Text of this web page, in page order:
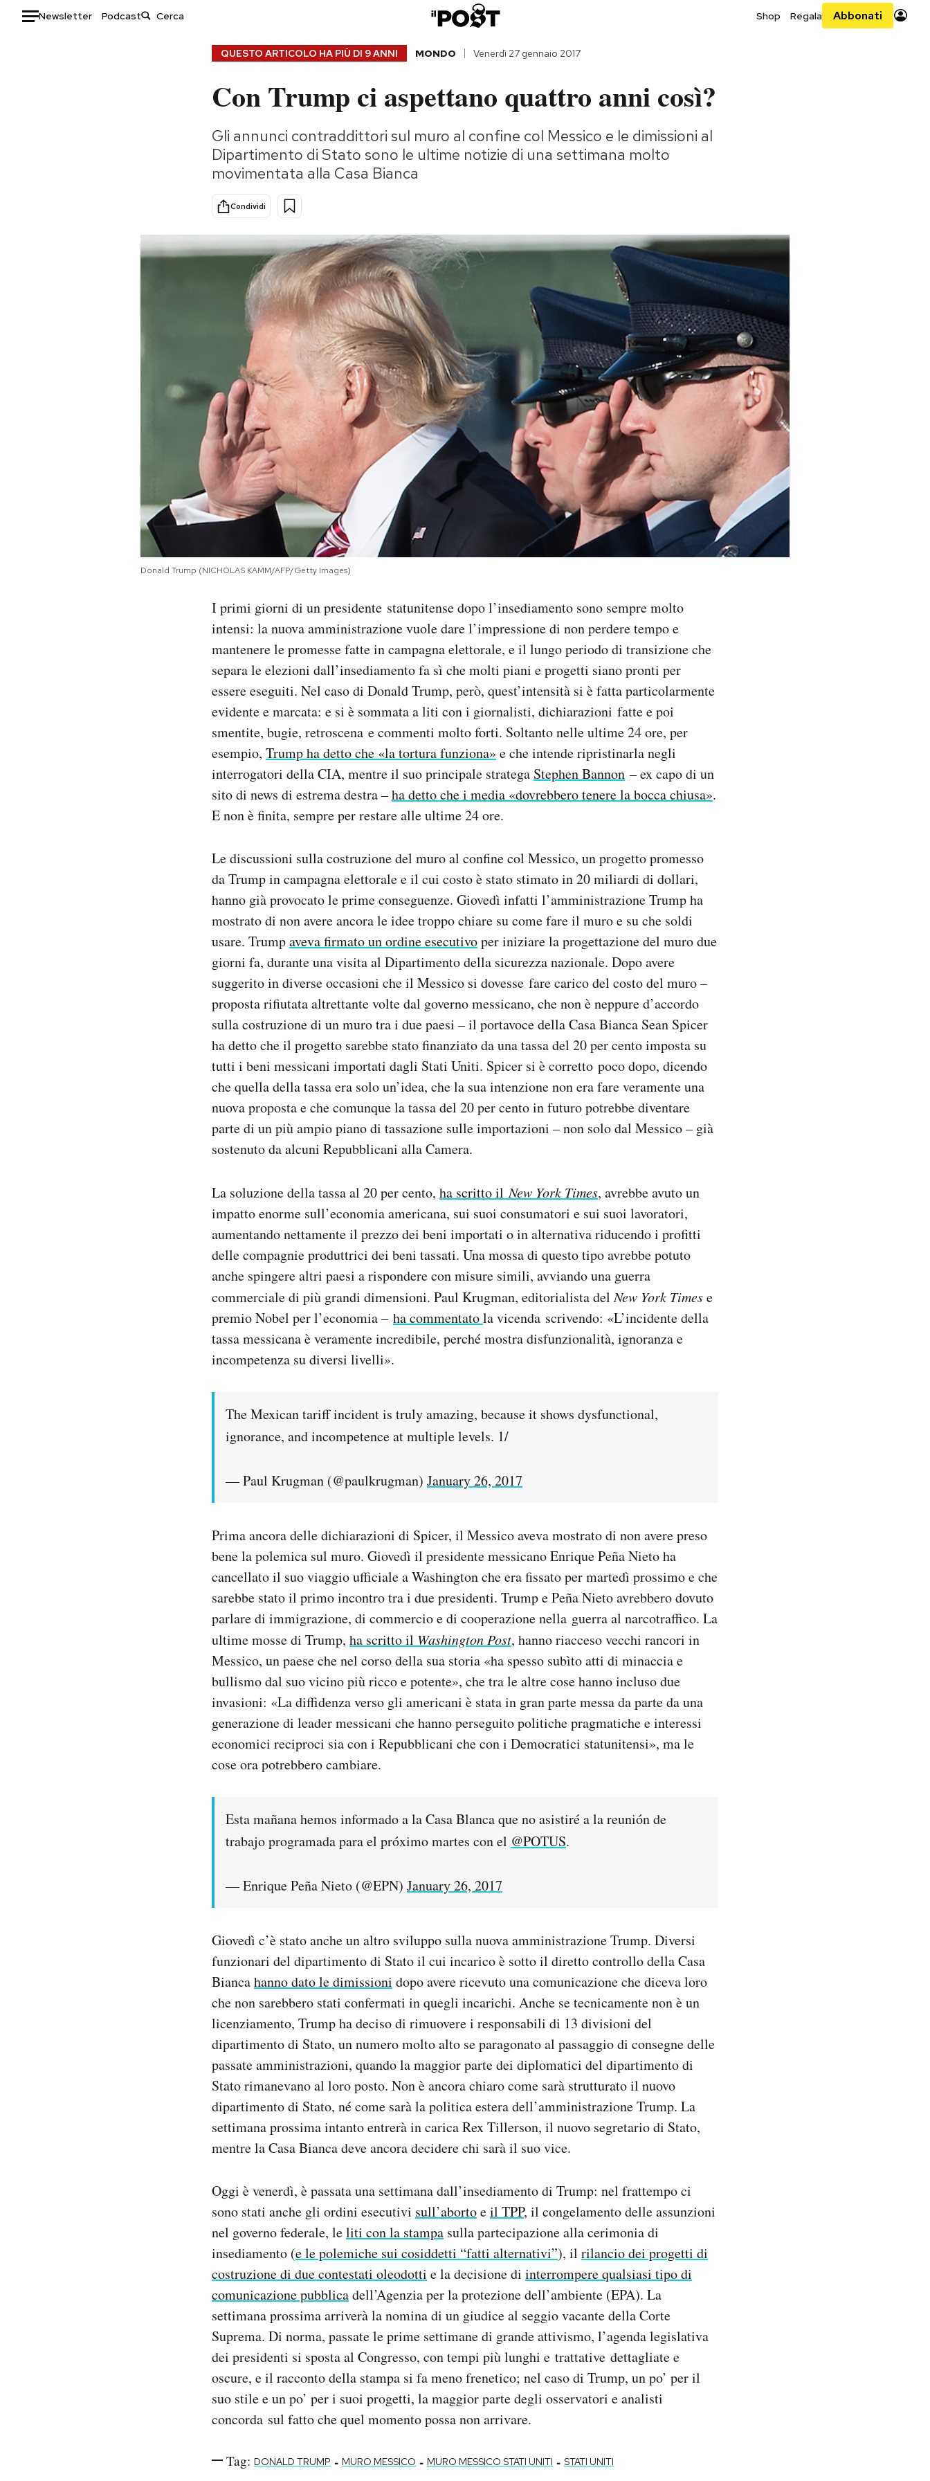
Newsletter Podcast Shop Regala Abbonati
Consumismi
Storie/Idee
Ok Boomer!
Europa
Altrecose
Mondiali calcio 2026
AREA PERSONALE
QUESTO ARTICOLO HA PIÙ DI 9 ANNI MONDO Venerdì 27 gennaio 2017
Con Trump ci aspettano quattro anni così?
Gli annunci contraddittori sul muro al confine col Messico e le dimissioni al
Dipartimento di Stato sono le ultime notizie di una settimana molto
movimentata alla Casa Bianca
Condividi
Donald Trump (NICHOLAS KAMM/AFP/Getty Images)
I primi giorni di un presidente statunitense dopo l’insediamento sono sempre molto
intensi: la nuova amministrazione vuole dare l’impressione di non perdere tempo e
mantenere le promesse fatte in campagna elettorale, e il lungo periodo di transizione che
separa le elezioni dall’insediamento fa sì che molti piani e progetti siano pronti per
essere eseguiti. Nel caso di Donald Trump, però, quest’intensità si è fatta particolarmente
evidente e marcata: e si è sommata a liti con i giornalisti, dichiarazioni fatte e poi
smentite, bugie, retroscena e commenti molto forti. Soltanto nelle ultime 24 ore, per
esempio, Trump ha detto che «la tortura funziona» e che intende ripristinarla negli
interrogatori della CIA, mentre il suo principale stratega Stephen Bannon – ex capo di un
sito di news di estrema destra –ha detto che i media «dovrebbero tenere la bocca chiusa».
E non è finita, sempre per restare alle ultime 24 ore.
Le discussioni sulla costruzione del muro al confine col Messico, un progetto promesso
da Trump in campagna elettorale e il cui costo è stato stimato in 20 miliardi di dollari,
hanno già provocato le prime conseguenze. Giovedì infatti l’amministrazione Trump ha
mostrato di non avere ancora le idee troppo chiare su come fare il muro e su che soldi
usare. Trumpaveva firmato un ordine esecutivoper iniziare la progettazione del muro due
giorni fa, durante una visita al Dipartimento della sicurezza nazionale. Dopo avere
suggerito in diverse occasioni che il Messico si dovesse fare carico del costo del muro –
proposta rifiutata altrettante volte dal governo messicano, che non è neppure d’accordo
sulla costruzione di un muro tra i due paesi – il portavoce della Casa Bianca Sean Spicer
ha detto che il progetto sarebbe stato finanziato da una tassa del 20 per cento imposta su
tutti i beni messicani importati dagli Stati Uniti. Spicer si è corretto poco dopo, dicendo
che quella della tassa era solo un’idea, che la sua intenzione non era fare veramente una
nuova proposta e che comunque la tassa del 20 per cento in futuro potrebbe diventare
parte di un più ampio piano di tassazione sulle importazioni – non solo dal Messico – già
sostenuto da alcuni Repubblicani alla Camera.
La soluzione della tassa al 20 per cento, ha scritto ilNew York Times, avrebbe avuto un
impatto enorme sull’economia americana, sui suoi consumatori e sui suoi lavoratori,
aumentando nettamente il prezzo dei beni importati o in alternativa riducendo i profitti
delle compagnie produttrici dei beni tassati. Una mossa di questo tipo avrebbe potuto
anche spingere altri paesi a rispondere con misure simili, avviando una guerra
commerciale di più grandi dimensioni. Paul Krugman, editorialista delNew York Timese
premio Nobel per l’economia – ha commentatola vicenda scrivendo: «L’incidente della
tassa messicana è veramente incredibile, perché mostra disfunzionalità, ignoranza e
incompetenza su diversi livelli».
The Mexican tariff incident is truly amazing, because it shows dysfunctional,
ignorance, and incompetence at multiple levels. 1/
— Paul Krugman (@paulkrugman) January 26, 2017
Prima ancora delle dichiarazioni di Spicer, il Messico aveva mostrato di non avere preso
bene la polemica sul muro. Giovedì il presidente messicano Enrique Peña Nieto ha
cancellato il suo viaggio ufficiale a Washington che era fissato per martedì prossimo e che
sarebbe stato il primo incontro tra i due presidenti. Trump e Peña Nieto avrebbero dovuto
parlare di immigrazione, di commercio e di cooperazione nella guerra al narcotraffico. La
ultime mosse di Trump, ha scritto il Washington Post, hanno riacceso vecchi rancori in
Messico, un paese che nel corso della sua storia «ha spesso subìto atti di minaccia e
bullismo dal suo vicino più ricco e potente», che tra le altre cose hanno incluso due
invasioni: «La diffidenza verso gli americani è stata in gran parte messa da parte da una
generazione di leader messicani che hanno perseguito politiche pragmatiche e interessi
economici reciproci sia con i Repubblicani che con i Democratici statunitensi», ma le
cose ora potrebbero cambiare.
Esta mañana hemos informado a la Casa Blanca que no asistiré a la reunión de
trabajo programada para el próximo martes con el @POTUS.
— Enrique Peña Nieto (@EPN) January 26, 2017
Giovedì c’è stato anche un altro sviluppo sulla nuova amministrazione Trump. Diversi
funzionari del dipartimento di Stato il cui incarico è sotto il diretto controllo della Casa
Biancahanno dato le dimissioni dopo avere ricevuto una comunicazione che diceva loro
che non sarebbero stati confermati in quegli incarichi. Anche se tecnicamente non è un
licenziamento, Trump ha deciso di rimuovere i responsabili di 13 divisioni del
dipartimento di Stato, un numero molto alto se paragonato al passaggio di consegne delle
passate amministrazioni, quando la maggior parte dei diplomatici del dipartimento di
Stato rimanevano al loro posto. Non è ancora chiaro come sarà strutturato il nuovo
dipartimento di Stato, né come sarà la politica estera dell’amministrazione Trump. La
settimana prossima intanto entrerà in carica Rex Tillerson, il nuovo segretario di Stato,
mentre la Casa Bianca deve ancora decidere chi sarà il suo vice.
Oggi è venerdì, è passata una settimana dall’insediamento di Trump: nel frattempo ci
sono stati anche gli ordini esecutivi sull’abortoeil TPP, il congelamento delle assunzioni
nel governo federale, leliti con la stampa sulla partecipazione alla cerimonia di
insediamento (e le polemiche sui cosiddetti “fatti alternativi”), il rilancio dei progetti di
costruzione di due contestati oleodotti e la decisione di interrompere qualsiasi tipo di
comunicazione pubblicadell’Agenzia per la protezione dell’ambiente (EPA). La
settimana prossima arriverà la nomina di un giudice al seggio vacante della Corte
Suprema. Di norma, passate le prime settimane di grande attivismo, l’agenda legislativa
dei presidenti si sposta al Congresso, con tempi più lunghi e trattative dettagliate e
oscure, e il racconto della stampa si fa meno frenetico; nel caso di Trump, un po’ per il
suo stile e un po’ per i suoi progetti, la maggior parte degli osservatori e analisti
concorda sul fatto che quel momento possa non arrivare.
Tag: DONALD TRUMP - MURO MESSICO - MURO MESSICO STATI UNITI - STATI UNITI